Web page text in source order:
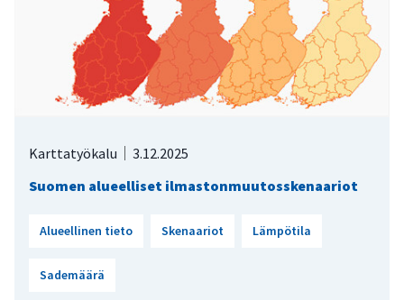
Karttatyökalu
3.12.2025
Suomen alueelliset ilmastonmuutosskenaariot
Alueellinen tieto Skenaariot Lämpötila
Sademäärä